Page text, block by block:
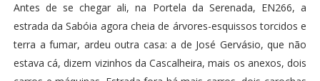
Antes de se chegar ali, na Portela da Serenada, EN266, a
estrada da Sabóia agora cheia de árvores-esquissos torcidos e
terra a fumar, ardeu outra casa: a de José Gervásio, que não
estava cá, dizem vizinhos da Cascalheira, mais os anexos, dois